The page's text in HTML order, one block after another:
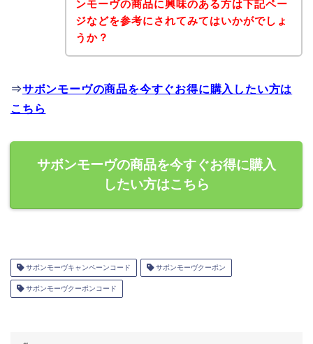
ンモーヴの商品に興味のある方は下記ペー
ジなどを参考にされてみてはいかがでしょ
うか？
⇒サボンモーヴの商品を今すぐお得に購入したい方は
こちら
サボンモーヴの商品を今すぐお得に購入
したい方はこちら
サボンモーヴキャンペーンコード サボンモーヴクーポン
サボンモーヴクーポンコード